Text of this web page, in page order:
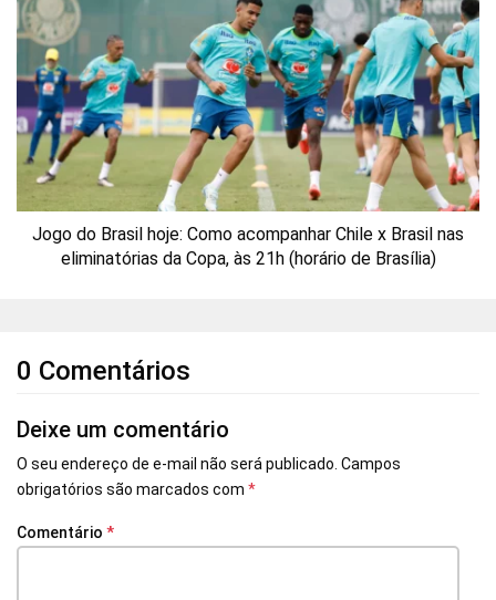
Jogo do Brasil hoje: Como acompanhar Chile x Brasil nas
eliminatórias da Copa, às 21h (horário de Brasília)
0 Comentários
Deixe um comentário
O seu endereço de e-mail não será publicado. Campos
obrigatórios são marcados com *
Comentário *